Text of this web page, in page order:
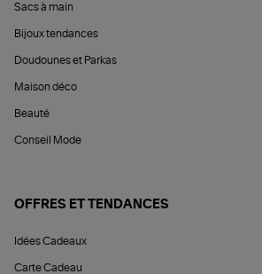
Sacs à main
Bijoux tendances
Doudounes et Parkas
Maison déco
Beauté
Conseil Mode
OFFRES ET TENDANCES
Idées Cadeaux
Carte Cadeau